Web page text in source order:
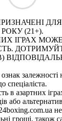
ДЛЯ
РОКУ (21+).
ІГРАХ
залежності
спеціаліста.
в азартних
або
гроші, також